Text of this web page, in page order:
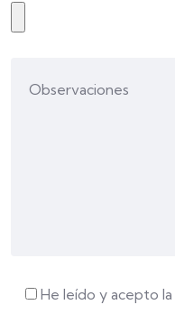
He leído y acepto la